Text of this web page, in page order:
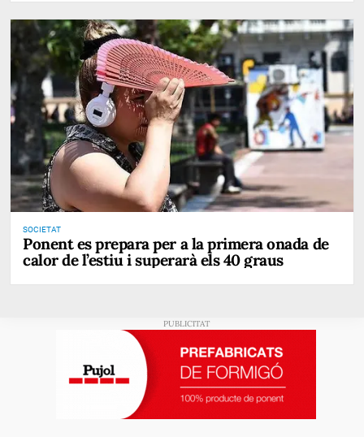
SOCIETAT
Ponent es prepara per a la primera onada de
calor de l’estiu i superarà els 40 graus